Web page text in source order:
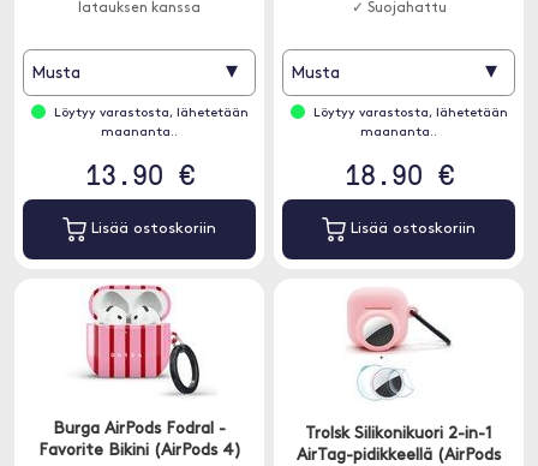
latauksen kanssa
Musta ▾
Löytyy varastosta, lähetetään
maananta..
13.90 €
Lisää ostoskoriin
✓ Suojahattu
Musta ▾
Löytyy varastosta, lähetetään
maananta..
18.90 €
Lisää ostoskoriin
Burga AirPods Fodral -
Favorite Bikini (AirPods 4)
Trolsk Silikonikuori 2-in-1
AirTag-pidikkeellä (AirPods